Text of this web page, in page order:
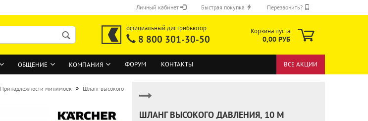
Личный кабинет
ВОЙТИ
Быстрая покупка Перезвонить?
официальный дистрибьютор
8 800 301-30-50
Корзина пуста
0,00 РУБ
ОБЩЕНИЕ КОМПАНИЯ ФОРУМ КОНТАКТЫ ВСЕ АКЦИИ
Принадлежности минимоек » Шланг высокого
ШЛАНГ ВЫСОКОГО ДАВЛЕНИЯ, 10 М